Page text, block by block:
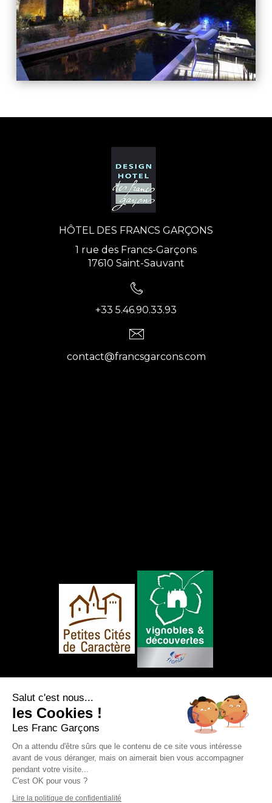
HÔTEL DES FRANCS GARÇONS
1 rue des Francs-Garçons
17610 Saint-Sauvant
+33 5.46.90.33.93
contact@francsgarcons.com
Mentions légales
des données personnelles
Création et référencement Site internet E-
comouest - Saint-Sauvant
Salut c'est nous...
les Cookies !
Les Franc Garçons
On a attendu d'être sûrs que le contenu de ce site vous intéresse
avant de vous déranger, mais on aimerait bien vous accompagner
pendant votre visite...
C'est OK pour vous ?
Lire la politique de confidentialité